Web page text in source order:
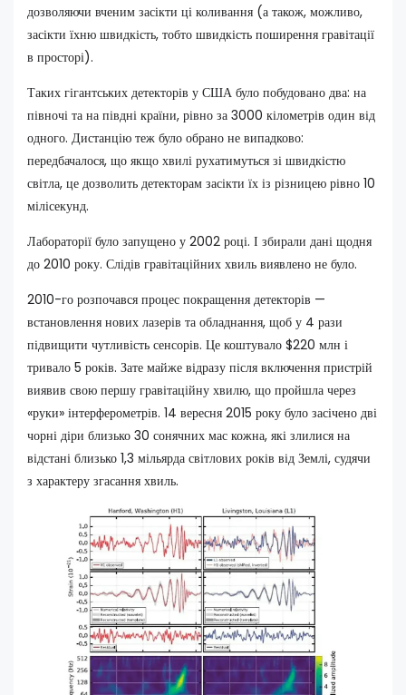
дозволяючи вченим засікти ці коливання (а також, можливо,
засікти їхню швидкість, тобто швидкість поширення гравітації
в просторі).
Таких гігантських детекторів у США було побудовано два: на
півночі та на півдні країни, рівно за 3000 кілометрів один від
одного. Дистанцію теж було обрано не випадково:
передбачалося, що якщо хвилі рухатимуться зі швидкістю
світла, це дозволить детекторам засікти їх із різницею рівно 10
мілісекунд.
Лабораторії було запущено у 2002 році. І збирали дані щодня
до 2010 року. Слідів гравітаційних хвиль виявлено не було.
2010-го розпочався процес покращення детекторів —
встановлення нових лазерів та обладнання, щоб у 4 рази
підвищити чутливість сенсорів. Це коштувало $220 млн і
тривало 5 років. Зате майже відразу після включення пристрій
виявив свою першу гравітаційну хвилю, що пройшла через
«руки» інтерферометрів. 14 вересня 2015 року було засічено дві
чорні діри близько 30 сонячних мас кожна, які злилися на
відстані близько 1,3 мільярда світлових років від Землі, судячи
з характеру згасання хвиль.